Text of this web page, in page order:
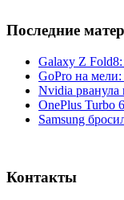
Последние
Galaxy Z Fold8:
GoPro на
Nvidia
OnePlus Turbo
Samsung
Контакты